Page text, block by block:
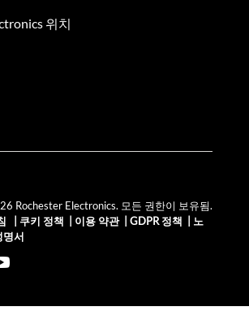
위치
Rochester Electronics. 모든 권한이 보유됨.
쿠키 정책 이용 약관| GDPR 정책
노
명서